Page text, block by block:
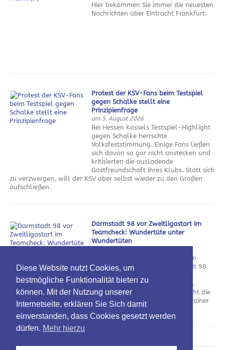
Hier bekommen Sie immer die neuesten
Nachrichten über Eintracht Frankfurt.
Protest der KSV-Fans beim Testspiel
gegen Schalke stellt eine
Prinzipienfrage
am 5. August 2026
Bei Hessen Kassels Testspiel-Highlight
gegen Schalke herrschte
Volksfeststimmung. Einige Fans ließen
sich davon so gar nicht anstecken und
kritisierten die ausladende
Gastfreundschaft ihres Klubs. Statt sich
zu verzwergen, will der KSV aber selbst wieder zu den Großen
aufschließen.
Darmstadt 98 vor Zweitligastart im
Teamcheck: Wundertüte unter
Wundertüten
Nach dem Verlust der kompletten
Offensivabteilung will Darmstadt 98
mit neuem Personal an die
vergangenen Erfolge anknüpfen.
Neben spannenden Zugängen ruht die
Hoffnung dabei vor allem auf Trainer
Florian Kohfeldt.
Diese Website nutzt Cookies, um
bestmögliche Funktionalität bieten zu
können. Mit der Nutzung unserer
Internetseite, erklären Sie Sich damit
einverstanden, dass Cookies gesetzt werden
dürfen. Mehr hierzu